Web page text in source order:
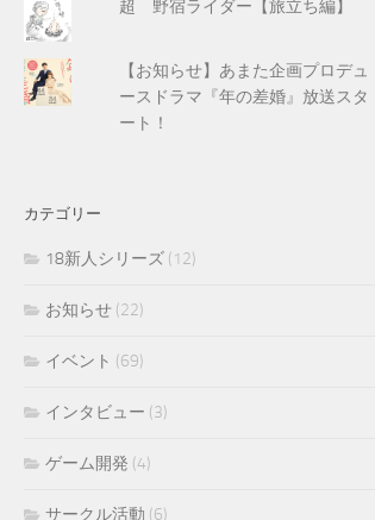
超 野宿ライダー【旅立ち編】
【お知らせ】あまた企画プロデュ
ースドラマ『年の差婚』放送スタ
ート！
カテゴリー
18新人シリーズ (12)
お知らせ (22)
イベント (69)
インタビュー (3)
ゲーム開発 (4)
サークル活動 (6)